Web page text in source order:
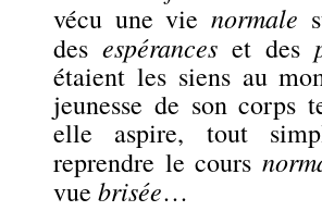
vécu une vie normale
desespérances et des
étaient les siens au
jeunesse de son corps
elle aspire, tout
reprendre le cours
vuebrisée…